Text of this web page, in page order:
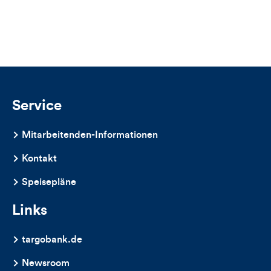
Kommentare
dieses
Artikels
Service
Mitarbeitenden-Informationen
Kontakt
Speisepläne
Links
targobank.de
Newsroom